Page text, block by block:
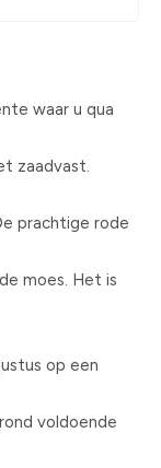
waar u qua
zaadvast.
prachtige rode
moes. Het is
op een
voldoende